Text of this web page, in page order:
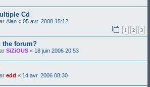
Cd
Alan « 05 avr. 2008 15:12
1 2 3
the forum?
SiZiOUS « 18 juin 2006 20:53
edd « 14 avr. 2006 08:30